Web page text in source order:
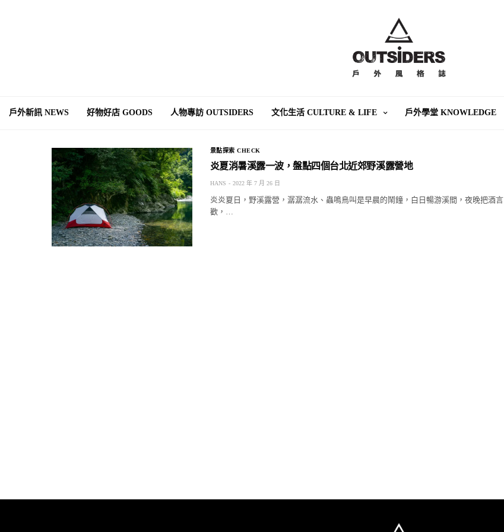
戶外新訊 NEWS 好物好店 GOODS 人物專訪 OUTSIDERS 文化生活 CULTURE & LIFE 戶外學堂 KNOWLEDGE
景點探索 CHECK
炎夏消暑溪露一波，盤點四個台北近郊野溪露營地
HANS 2022 年 7 月 26 日
炎炎夏日，野溪露營，潺潺流水、蟲鳴鳥叫是早晨的鬧鐘，白日暢游溪間，夜晚把酒言
歡，…